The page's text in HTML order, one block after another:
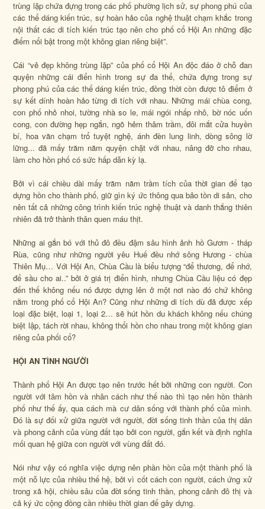
trùng lặp chứa đựng trong các phố phường lịch sử, sự phong phú của
các thể dáng kiến trúc, sự hoàn hảo của nghệ thuật chạm khắc trong
nội thất các di tích kiến trúc tạo nên cho phố cổ Hội An những đặc
điểm nổi bật trong một không gian riêng biệt”.
Cái “vẻ đẹp không trùng lặp” của phố cổ Hội An độc đáo ở chỗ đan
quyện những cái điển hình trong sự đa thể, chứa đựng trong sự
phong phú của các thể dáng kiến trúc, đồng thời còn được tô điểm ở
sự kết dính hoàn hảo từng di tích với nhau. Những mái chùa cong,
con phố nhỏ nhoi, tường nhà so le, mái ngói nhấp nhô, bờ nóc uốn
cong, con đường hẹp ngắn, ngõ hẻm thâm trầm, đôi mắt cửa huyền
bí, hoa văn chạm trổ tuyệt nghệ, ánh đèn lung linh, dòng sông lờ
lững... đã mấy trăm năm quyện chặt với nhau, nâng đỡ cho nhau,
làm cho hồn phố có sức hấp dẫn kỳ lạ.
Bởi vì cái chiều dài mấy trăm năm trầm tích của thời gian để tạo
dựng hồn cho thành phố, giữ gìn ký ức thông qua bảo tồn di sản, cho
nên tất cả những công trình kiến trúc nghệ thuật và danh thắng thiên
nhiên đã trở thành thân quen máu thịt.
Những ai gắn bó với thủ đô đều đậm sâu hình ảnh hồ Gươm - tháp
Rùa, cũng như những người yêu Huế đều nhớ sông Hương - chùa
Thiên Mụ… Với Hội An, Chùa Cầu là biểu tượng “để thương, để nhớ,
để sầu cho ai..” bởi ở giá trị điển hình, nhưng Chùa Cầu liệu có đẹp
đến thế không nếu nó được dựng lên ở một nơi nào đó chứ không
nằm trong phố cổ Hội An? Cũng như những di tích dù đã được xếp
loại đặc biệt, loại 1, loại 2… sẽ hút hồn du khách không nếu chúng
biệt lập, tách rời nhau, không thổi hồn cho nhau trong một không gian
riêng của phối cổ?
HỘI AN TÌNH NGƯỜI
Thành phố Hội An được tạo nên trước hết bởi những con người. Con
người với tâm hồn và nhân cách như thế nào thì tạo nên hồn thành
phố như thế ấy, qua cách mà cư dân sống với thành phố của mình.
Đó là sự đối xử giữa người với người, đời sống tinh thần của thị dân
và phong cảnh của vùng đất tạo bởi con người, gắn kết và định nghĩa
mối quan hệ giữa con người với vùng đất đó.
Nói như vậy có nghĩa việc dựng nên phần hồn của một thành phố là
một nỗ lực của nhiều thế hệ, bởi vì cốt cách con người, cách ứng xử
trong xã hội, chiều sâu của đời sống tinh thần, phong cảnh đô thị và
cả ký ức cộng đồng cần nhiều thời gian để gây dựng.